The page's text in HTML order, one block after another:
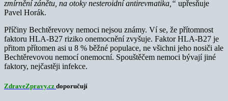
zmírnění zánětu, na otoky nesteroidní antirevmatika,“ upřesňuje
Pavel Horák.
Příčiny Bechtěrevovy nemoci nejsou známy. Ví se, že přítomnost
faktoru HLA-B27 riziko onemocnění zvyšuje. Faktor HLA-B27 je
přitom přítomen asi u 8 % běžné populace, ne všichni jeho nosiči ale
Bechtěrevovou nemocí onemocní. Spouštěčem nemoci bývají jiné
faktory, nejčastěji infekce.
ZdraveZpravy.cz doporučují